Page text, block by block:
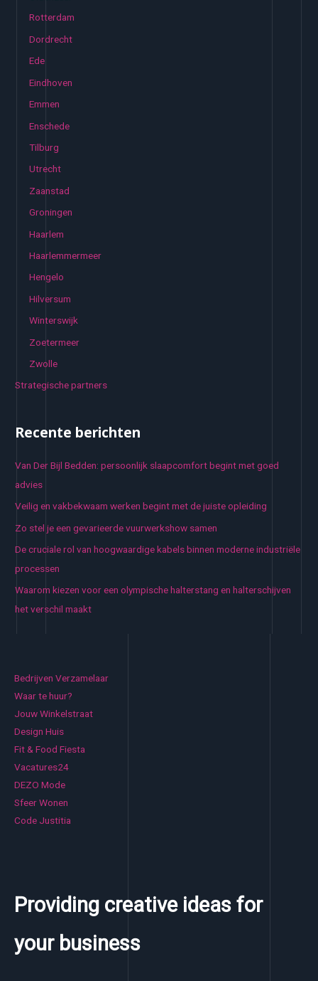
Rotterdam
Dordrecht
Ede
Eindhoven
Emmen
Enschede
Tilburg
Utrecht
Zaanstad
Groningen
Haarlem
Haarlemmermeer
Hengelo
Hilversum
Winterswijk
Zoetermeer
Zwolle
Strategische partners
Recente berichten
Van Der Bijl Bedden: persoonlijk slaapcomfort begint met goed
advies
Veilig en vakbekwaam werken begint met de juiste opleiding
Zo stel je een gevarieerde vuurwerkshow samen
De cruciale rol van hoogwaardige kabels binnen moderne industriële
processen
Waarom kiezen voor een olympische halterstang en halterschijven
het verschil maakt
Bedrijven Verzamelaar
Waar te huur?
Jouw Winkelstraat
Design Huis
Fit & Food Fiesta
Vacatures24
DEZO Mode
Sfeer Wonen
Code Justitia
Providing creative ideas for
your business